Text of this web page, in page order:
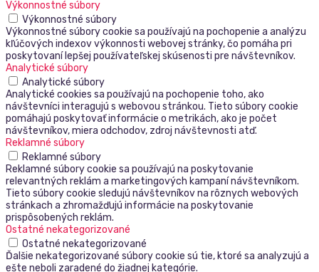
Výkonnostné súbory
Výkonnostné súbory
Výkonnostné súbory cookie sa používajú na pochopenie a analýzu
kľúčových indexov výkonnosti webovej stránky, čo pomáha pri
poskytovaní lepšej používateľskej skúsenosti pre návštevníkov.
Analytické súbory
Analytické súbory
Analytické cookies sa používajú na pochopenie toho, ako
návštevníci interagujú s webovou stránkou. Tieto súbory cookie
pomáhajú poskytovať informácie o metrikách, ako je počet
návštevníkov, miera odchodov, zdroj návštevnosti atď.
Reklamné súbory
Reklamné súbory
Reklamné súbory cookie sa používajú na poskytovanie
relevantných reklám a marketingových kampaní návštevníkom.
Tieto súbory cookie sledujú návštevníkov na rôznych webových
stránkach a zhromažďujú informácie na poskytovanie
prispôsobených reklám.
Ostatné nekategorizované
Ostatné nekategorizované
Ďalšie nekategorizované súbory cookie sú tie, ktoré sa analyzujú a
ešte neboli zaradené do žiadnej kategórie.